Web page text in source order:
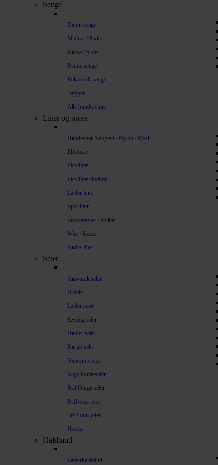
Senge
Donut senge
Madras / Pude
Kurve / puder
Runde senge
Firkantede senge
Tæpper
Alle hundesenge
Liner og snore
Hundesnor Neopren / Nylon / Mesh
Elastiske
Flexliner
Flexliner tilbehør
Læder liner
Sporliner
Støddæmper / splitter
Wire / Kæde
Andre liner
Seler
Anti-træk seler
Bilsele
Læder seler
Ezydog seler
Hunter seler
Kurgo seler
Non-stop seler
Rogz hundeseler
Red Dingo seler
Ruffwear seler
Tre Ponti seler
H-seler
Halsbånd
Læderhalsbånd